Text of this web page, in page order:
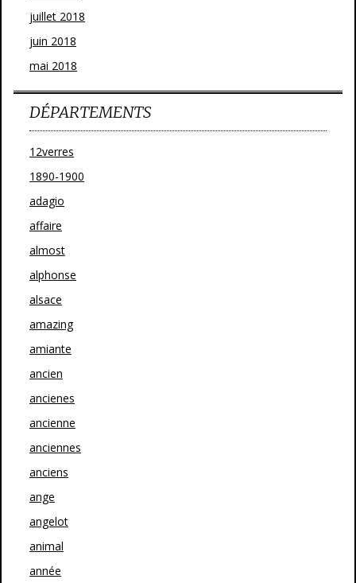
juillet 2018
juin 2018
mai 2018
DÉPARTEMENTS
12verres
1890-1900
adagio
affaire
almost
alphonse
alsace
amazing
amiante
ancien
ancienes
ancienne
anciennes
anciens
ange
angelot
animal
année